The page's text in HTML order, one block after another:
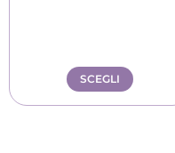
SCEGLI